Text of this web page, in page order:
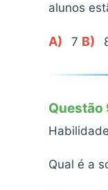
alunos
A) 7 B)
Questão
Habilidade
Qual é a